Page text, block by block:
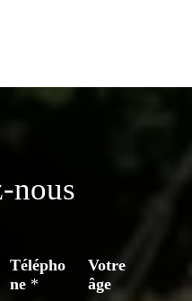
nous
Télépho
ne *
Votre
âge